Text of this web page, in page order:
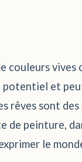
couleurs vives
et
rêves sont
de peinture,
le